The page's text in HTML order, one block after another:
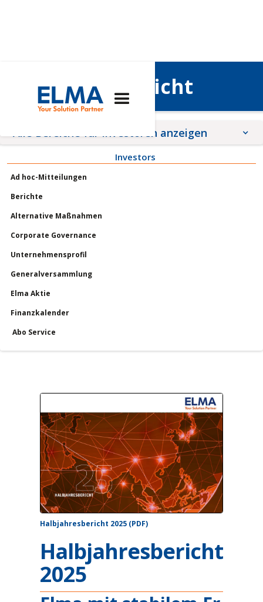
Halbjahresbericht
Alle Bereiche für Investoren anzeigen
Generalversammlung
Unternehmensprofil
Corporate Governance
Aktien
Berichte
Service
Finanzkalender
Investors
Ad hoc-Mitteilungen
Berichte
Alternative Maßnahmen
Corporate Governance
Unternehmensprofil
Generalversammlung
Elma Aktie
Finanzkalender
Abo Service
Halbjahresbericht 2025 (PDF)
Halbjahresbericht
2025